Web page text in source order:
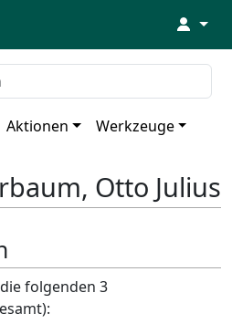
↓
Aktionen Werkzeuge
Otto Julius
folgenden 3